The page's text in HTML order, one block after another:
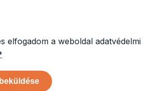
elfogadom a weboldal adatvédelmi